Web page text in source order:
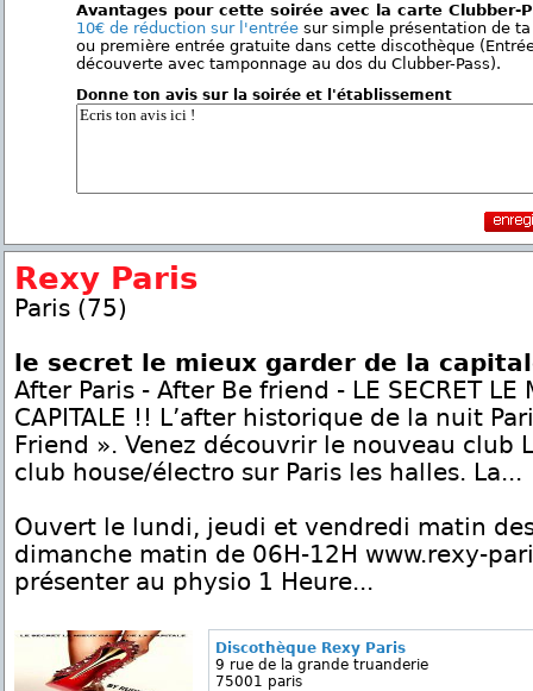
Avantages pour cette soirée avec la carte Clubber-
10€ de réduction sur l'entrée sur simple présentation de
ou première entrée gratuite dans cette discothèque
découverte avec tamponnage au dos du Clubber-Pass).
Donne ton avis sur la soirée et l'établissement
Rexy Paris
Paris (75)
le secret le mieux garder de la
After Paris - After Be friend - LE SECRET LE
CAPITALE !! L’after historique de la nuit
Friend ». Venez découvrir le nouveau club
club house/électro sur Paris les halles. La...
Ouvert le lundi, jeudi et vendredi matin
dimanche matin de 06H-12H www.rexy-
présenter au physio 1 Heure...
Discothèque Rexy Paris
9 rue de la grande truanderie
75001 paris